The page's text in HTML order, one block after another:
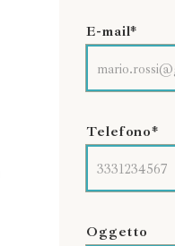
E-mail*
Telefono*
Oggetto